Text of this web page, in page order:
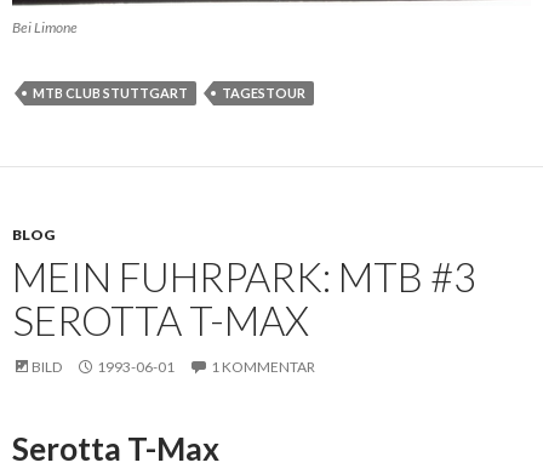
Bei Limone
MTB CLUB STUTTGART TAGESTOUR
BLOG
MEIN FUHRPARK: MTB #3
SEROTTA T-MAX
BILD 1993-06-01 1 KOMMENTAR
Serotta T-Max